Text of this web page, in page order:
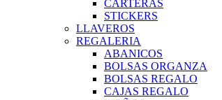
CARTERAS
STICKERS
LLAVEROS
REGALERIA
ABANICOS
BOLSAS ORGANZA
BOLSAS REGALO
CAJAS REGALO